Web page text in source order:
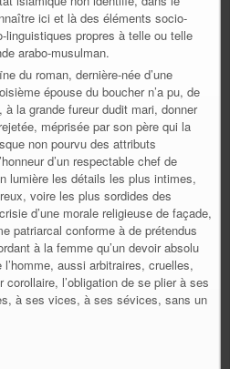
ici et là des éléments socio-
propres à telle ou telle
arabo-musulman.
du roman, dernière-née d’une
épouse du boucher n’a pu, de
la grande fureur dudit mari, donner
méprisée par son père qui la
non pourvu des attributs
d’un respectable chef de
lumière les détails les plus intimes,
voire les plus sordides des
d’une morale religieuse de façade,
patriarcal conforme à de prétendus
à la femme qu’un devoir absolu
aussi arbitraires, cruelles,
l’obligation de se plier à ses
à ses vices, à ses sévices, sans un